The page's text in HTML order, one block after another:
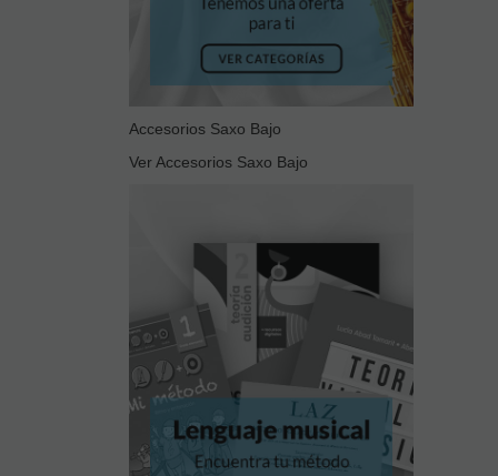
Accesorios Saxo Bajo
Ver Accesorios Saxo Bajo